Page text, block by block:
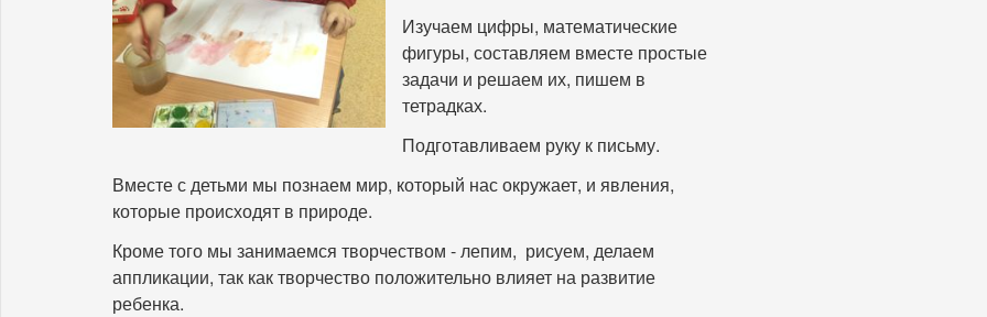
Изучаем цифры, математические
фигуры, составляем вместе простые
задачи и решаем их, пишем в
тетрадках.
Подготавливаем руку к письму.
Вместе с детьми мы познаем мир, который нас окружает, и явления,
которые происходят в природе.
Кроме того мы занимаемся творчеством - лепим, рисуем, делаем
аппликации, так как творчество положительно влияет на развитие
ребенка.